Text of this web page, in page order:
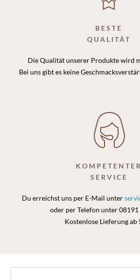
BESTE
QUALITÄT
Die Qualität unserer Produkte wird
Bei uns gibt es keine
KOMPETENTER
SERVICE
Du erreichst uns per E-Mail unter
oder per Telefon unter 08191
Kostenlose Lieferung ab